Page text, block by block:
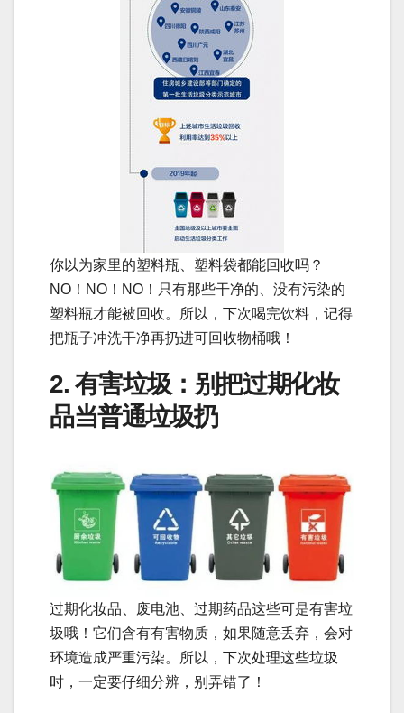
你以为家里的塑料瓶、塑料袋都能回收吗？
NO！NO！NO！只有那些干净的、没有污染的
塑料瓶才能被回收。所以，下次喝完饮料，记得
把瓶子冲洗干净再扔进可回收物桶哦！
2. 有害垃圾：别把过期化妆
品当普通垃圾扔
过期化妆品、废电池、过期药品这些可是有害垃
圾哦！它们含有有害物质，如果随意丢弃，会对
环境造成严重污染。所以，下次处理这些垃圾
时，一定要仔细分辨，别弄错了！